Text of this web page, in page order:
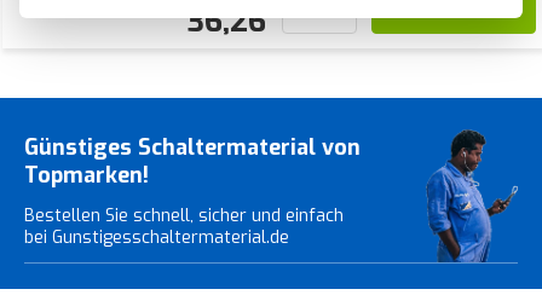
36,26
Günstiges Schaltermaterial von
Topmarken!
Bestellen Sie schnell, sicher und einfach
bei Gunstigesschaltermaterial.de